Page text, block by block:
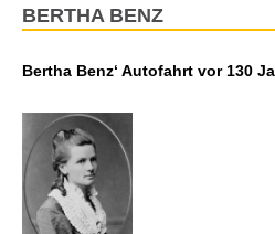
BERTHA BENZ
Bertha Benz‘ Autofahrt vor 130